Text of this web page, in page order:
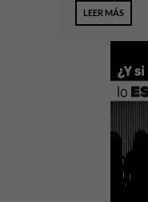
LEER MÁS